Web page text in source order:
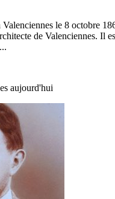
le 8 octobre
de Valenciennes. Il
aujourd'hui